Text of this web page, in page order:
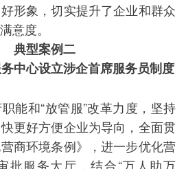
形象，切实提升了企业和群众
意度。
典型案例二
心设立涉企首席服务员制度
和“放管服”改革力度，坚持
更好方便企业为导向，全面贯
商环境条例》，进一步优化营
批服务大厅，结合“万人助万